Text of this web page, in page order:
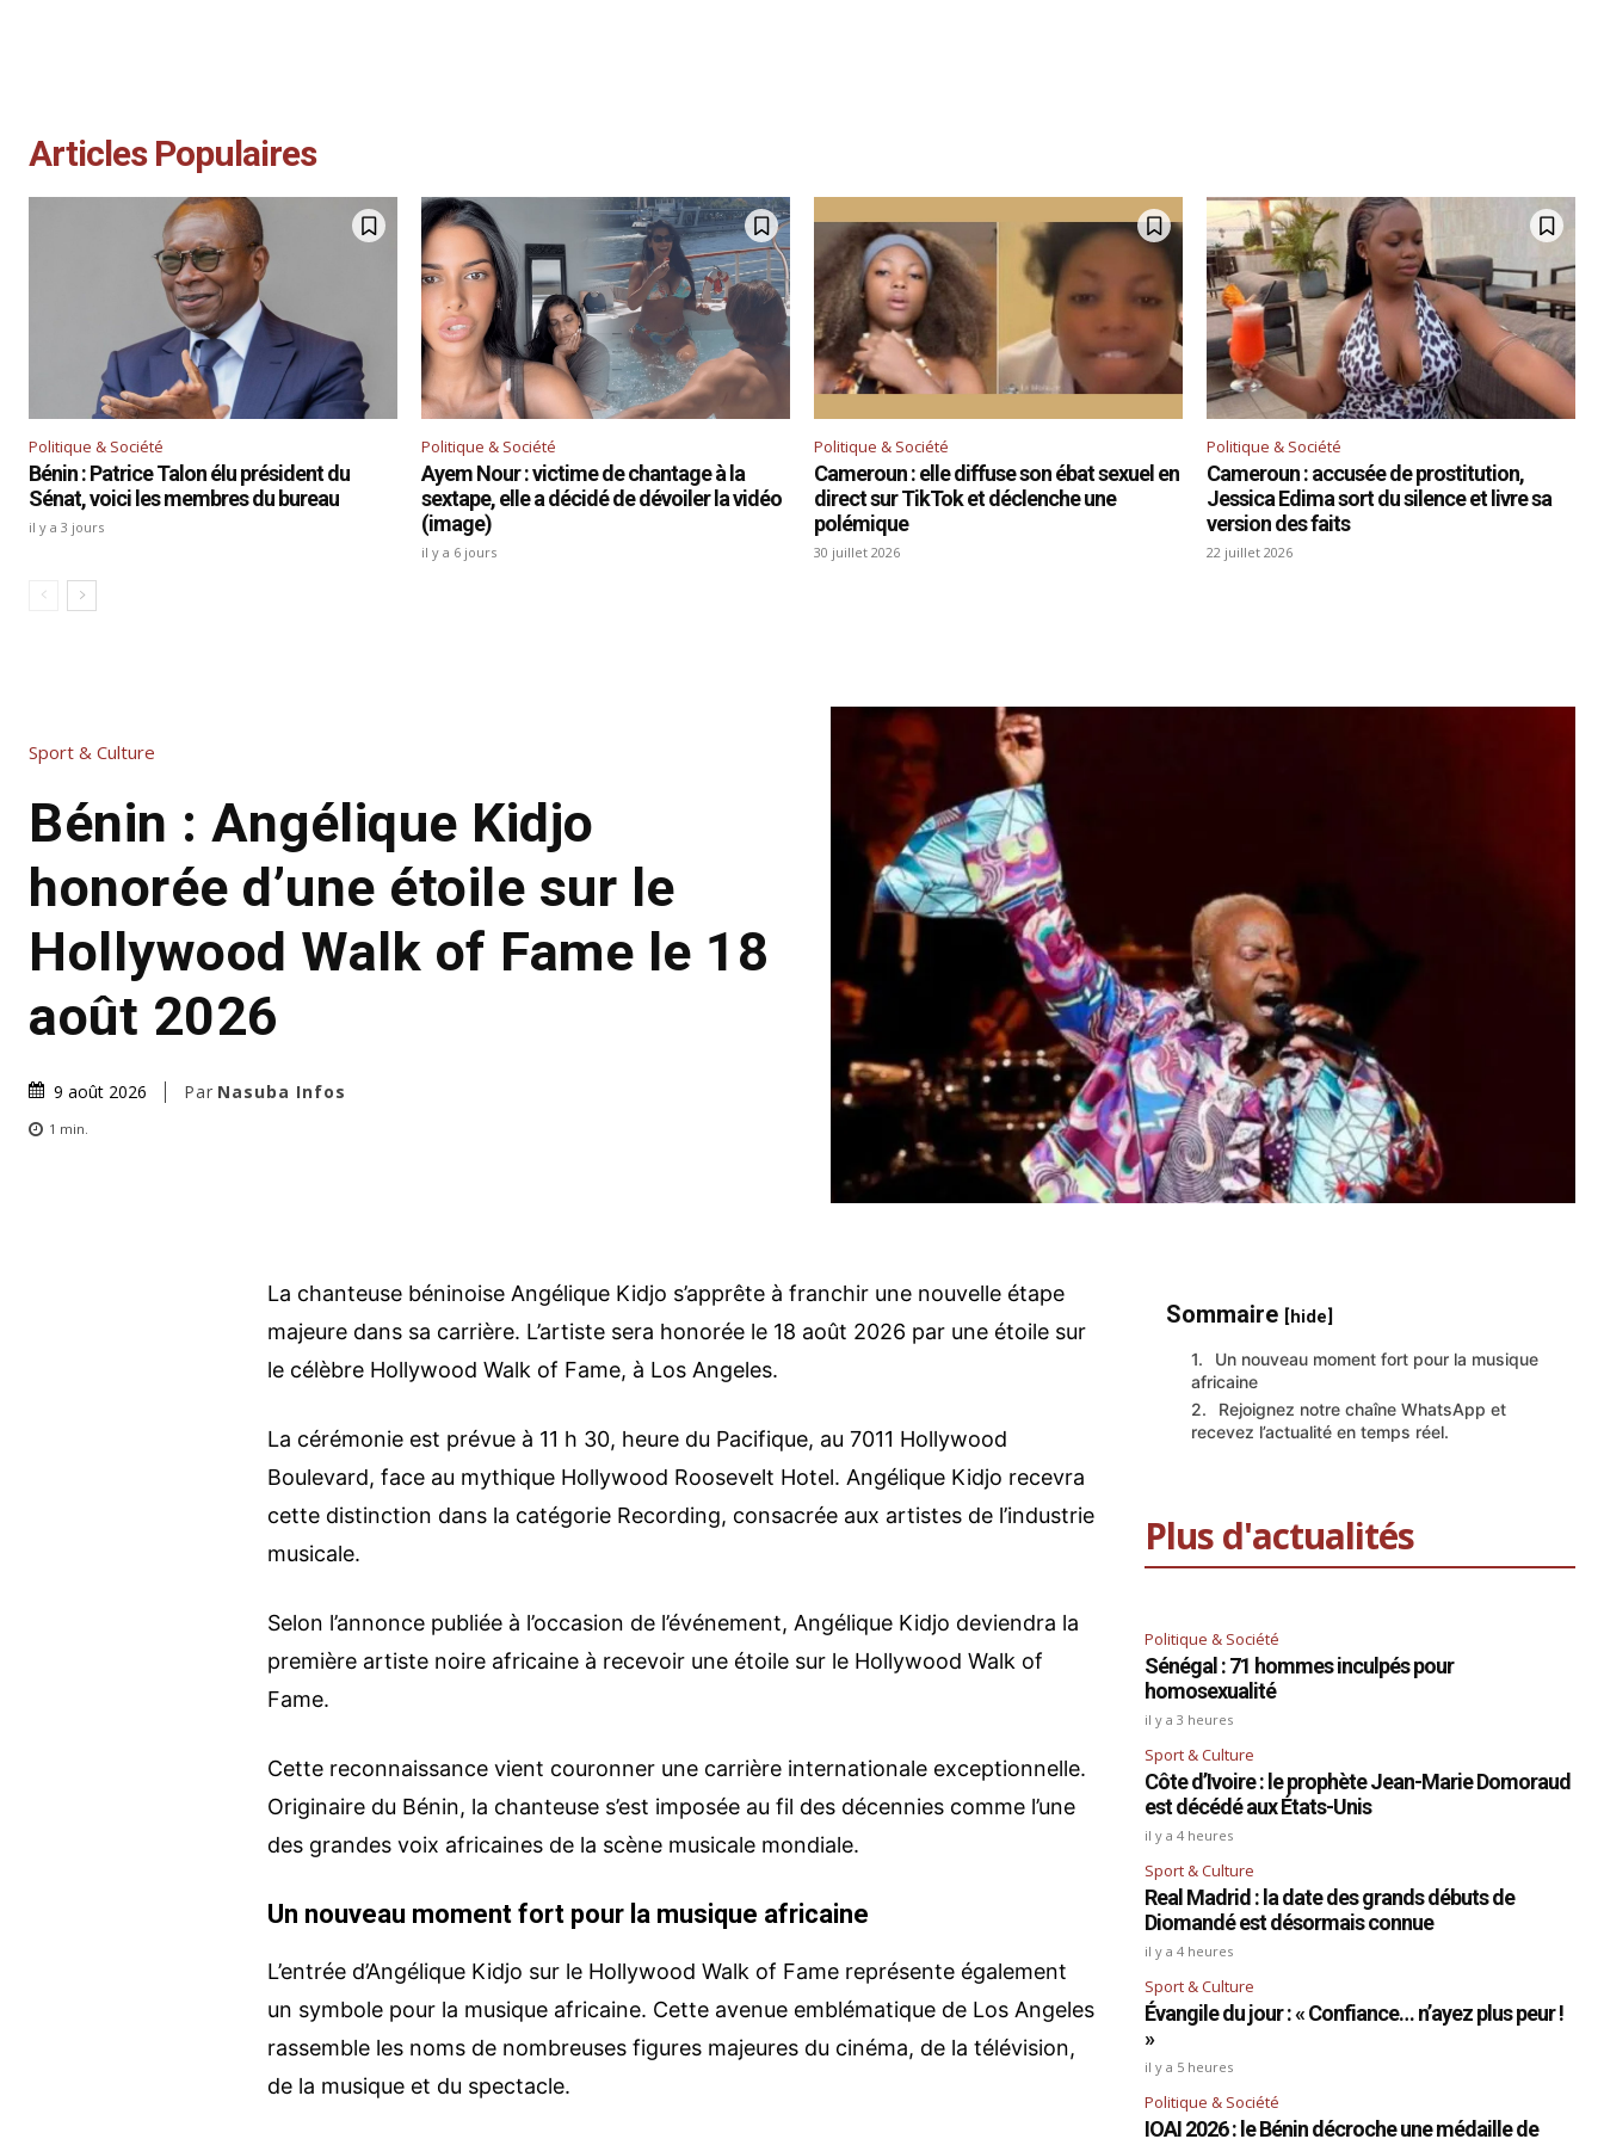
Articles Populaires
Politique & Société
Bénin : Patrice Talon élu président du
Sénat, voici les membres du bureau
il y a 3 jours
Politique & Société
Ayem Nour : victime de chantage à la
sextape, elle a décidé de dévoiler la vidéo
(image)
il y a 6 jours
Politique & Société
Cameroun : elle diffuse son ébat sexuel en
direct sur TikTok et déclenche une
polémique
30 juillet 2026
Politique & Société
Cameroun : accusée de prostitution,
Jessica Edima sort du silence et livre sa
version des faits
22 juillet 2026